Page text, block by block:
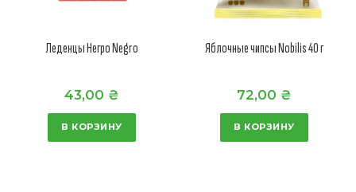
Леденцы Негро Negro
43,00 ₴
В КОРЗИНУ
Яблочные чипсы Nobilis 40 г
72,00 ₴
В КОРЗИНУ